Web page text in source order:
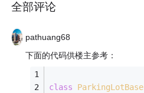
全部评论
pathuang68
下面的代码供楼主参考：
class
ParkingLotBase